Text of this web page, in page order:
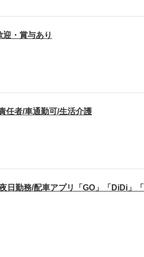
・賞与あり
任者/車通勤可/生活介護
日勤務/配車アプリ「GO」「DiDi」